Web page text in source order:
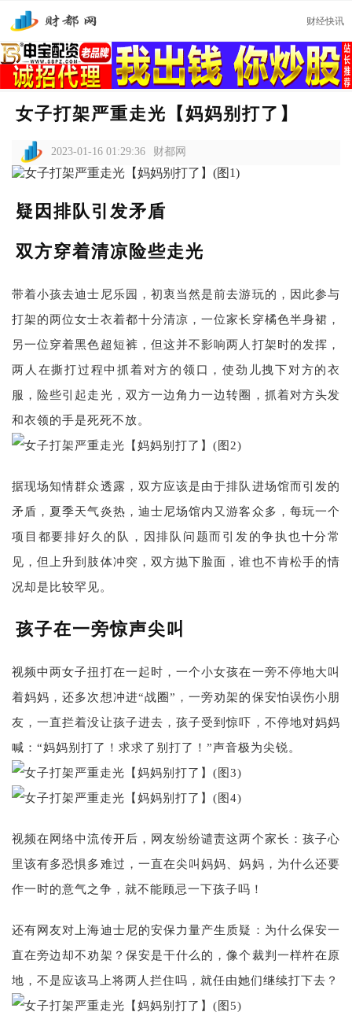
财经快讯
女子打架严重走光【妈妈别打了】
2023-01-16 01:29:36 财都网
疑因排队引发矛盾
双方穿着清凉险些走光
带着小孩去迪士尼乐园，初衷当然是前去游玩的，因此参与
打架的两位女士衣着都十分清凉，一位家长穿橘色半身裙，
另一位穿着黑色超短裤，但这并不影响两人打架时的发挥，
两人在撕打过程中抓着对方的领口，使劲儿拽下对方的衣
服，险些引起走光，双方一边角力一边转圈，抓着对方头发
和衣领的手是死死不放。
据现场知情群众透露，双方应该是由于排队进场馆而引发的
矛盾，夏季天气炎热，迪士尼场馆内又游客众多，每玩一个
项目都要排好久的队，因排队问题而引发的争执也十分常
见，但上升到肢体冲突，双方抛下脸面，谁也不肯松手的情
况却是比较罕见。
孩子在一旁惊声尖叫
视频中两女子扭打在一起时，一个小女孩在一旁不停地大叫
着妈妈，还多次想冲进“战圈”，一旁劝架的保安怕误伤小朋
友，一直拦着没让孩子进去，孩子受到惊吓，不停地对妈妈
喊：“妈妈别打了！求求了别打了！”声音极为尖锐。
视频在网络中流传开后，网友纷纷谴责这两个家长：孩子心
里该有多恐惧多难过，一直在尖叫妈妈、妈妈，为什么还要
作一时的意气之争，就不能顾忌一下孩子吗！
还有网友对上海迪士尼的安保力量产生质疑：为什么保安一
直在旁边却不劝架？保安是干什么的，像个裁判一样杵在原
地，不是应该马上将两人拦住吗，就任由她们继续打下去？